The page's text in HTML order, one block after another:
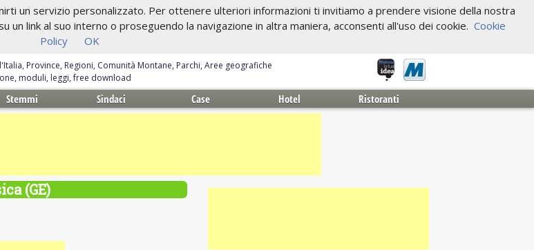
un servizio personalizzato. Per ottenere ulteriori informazioni ti invitiamo a prendere visione della nostra
un link al suo interno o proseguendo la navigazione in altra maniera, acconsenti all'uso dei cookie. Cookie
Policy
OK
Province, Regioni, Comunità Montane, Parchi, Aree geografiche
moduli, leggi, free download
Stemmi Sindaci Case Hotel Ristoranti
(GE)